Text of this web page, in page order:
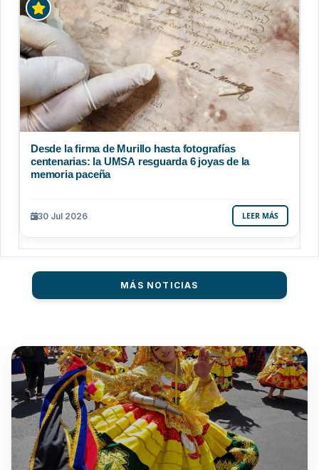
Desde la firma de Murillo hasta fotografías
centenarias: la UMSA resguarda 6 joyas de la
memoria paceña
30 Jul 2026 LEER MÁS
MÁS NOTICIAS